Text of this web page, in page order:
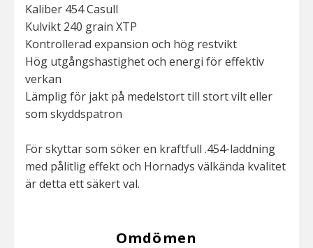
Kaliber 454 Casull
Kulvikt 240 grain XTP
Kontrollerad expansion och hög restvikt
Hög utgångshastighet och energi för effektiv
verkan
Lämplig för jakt på medelstort till stort vilt eller
som skyddspatron
För skyttar som söker en kraftfull .454-laddning
med pålitlig effekt och Hornadys välkända kvalitet
är detta ett säkert val.
Omdömen